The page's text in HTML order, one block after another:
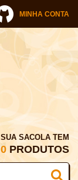
MINHA CONTA
SUA SACOLA TEM
0 PRODUTOS